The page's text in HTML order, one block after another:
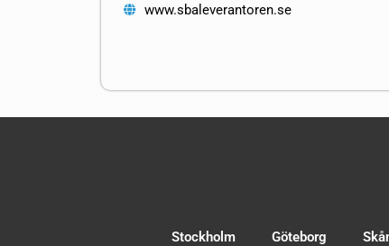
www.sbaleverantoren.se
Stockholm Göteborg